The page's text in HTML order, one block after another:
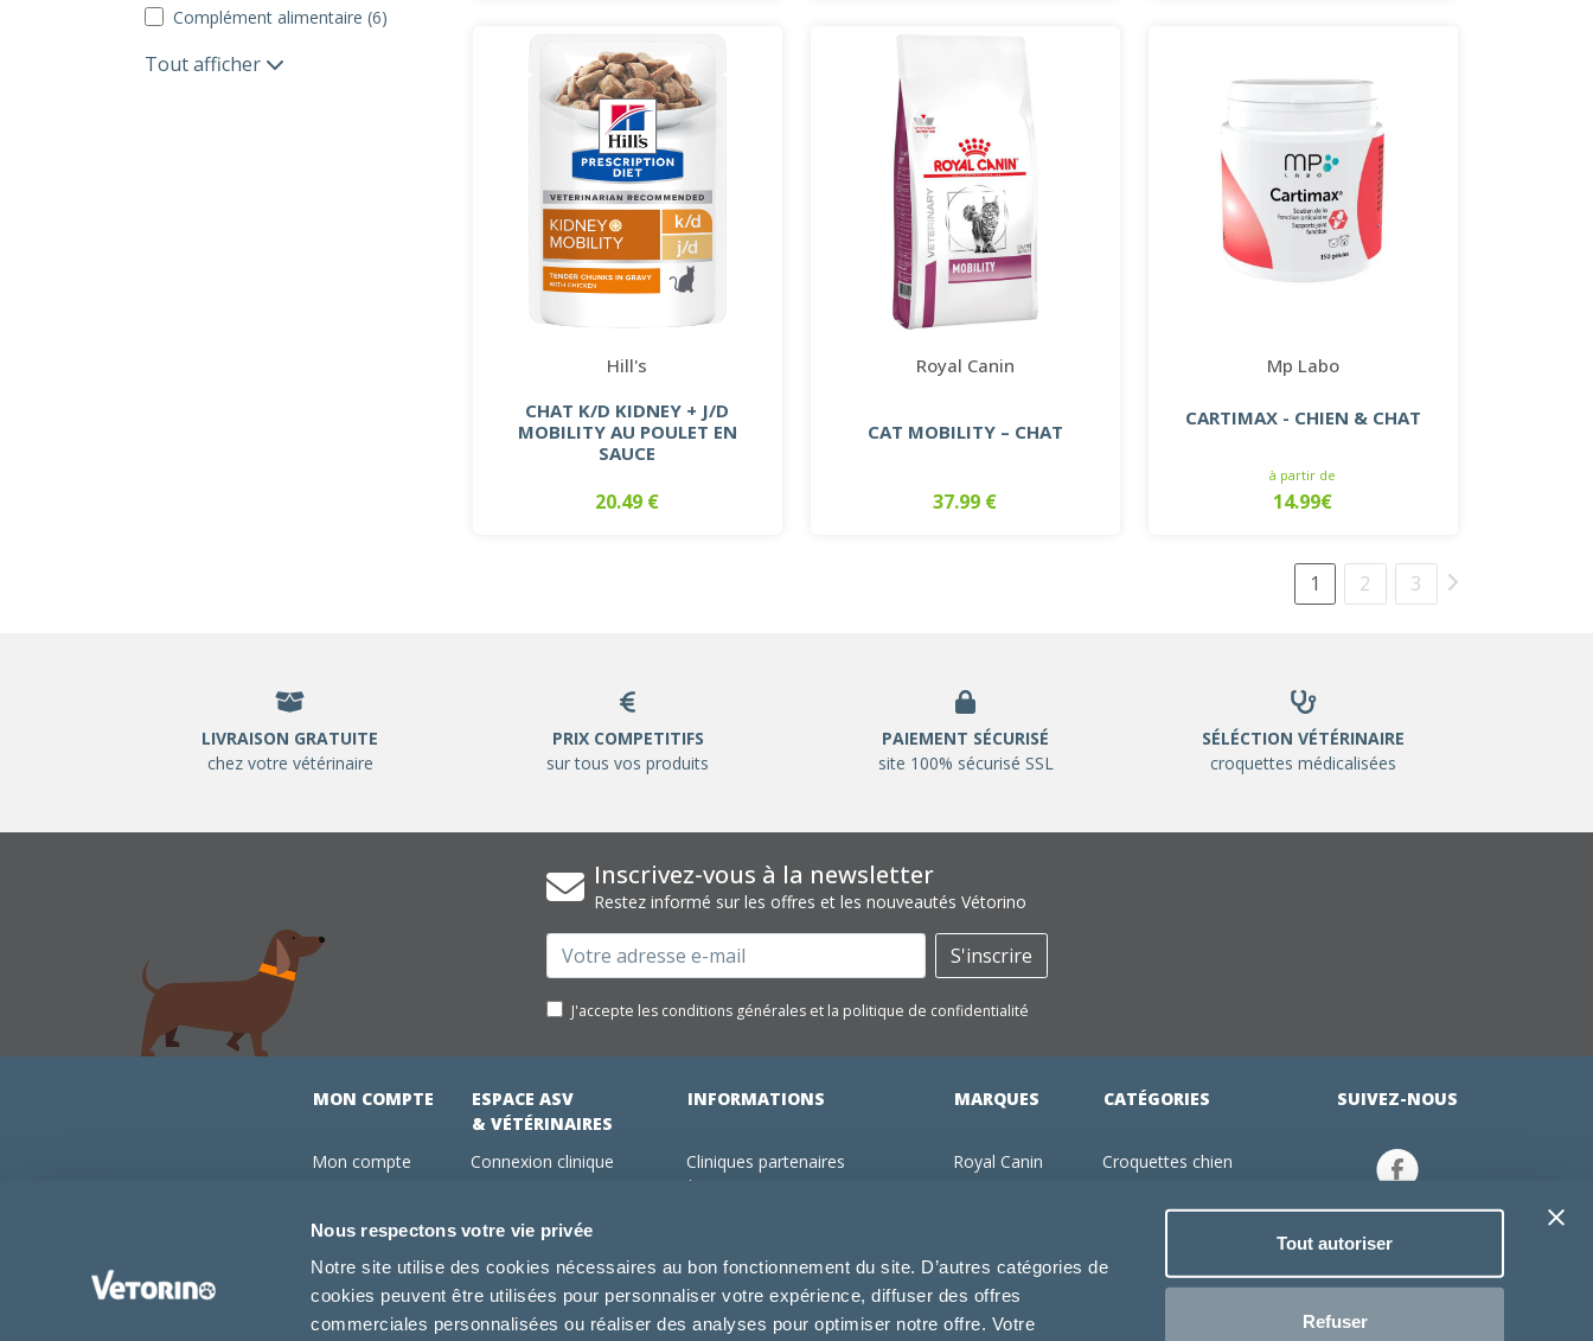
Nous respectons votre vie privée
Notre site utilise des cookies nécessaires au bon fonctionnement du site. D’autres catégories de
cookies peuvent être utilisées pour personnaliser votre expérience, diffuser des offres
commerciales personnalisées ou réaliser des analyses pour optimiser notre offre. Votre
Tout autoriser
Refuser
Complément alimentaire (6)
Tout afficher
Hill's
CHAT K/D KIDNEY + J/D
MOBILITY AU POULET EN
SAUCE
20.49 €
Royal Canin
CAT MOBILITY – CHAT
37.99 €
Mp Labo
CARTIMAX - CHIEN & CHAT
à partir de
14.99€
1 2 3
LIVRAISON GRATUITE
chez votre vétérinaire
PRIX COMPETITIFS
sur tous vos produits
PAIEMENT SÉCURISÉ
site 100% sécurisé SSL
SÉLÉCTION VÉTÉRINAIRE
croquettes médicalisées
Inscrivez-vous à la newsletter
Restez informé sur les offres et les nouveautés Vétorino
Email S'inscrire
J'accepte les conditions générales et la politique de confidentialité
MON COMPTE
Mon compte
Conseils vétos
FAQ
ESPACE ASV
& VÉTÉRINAIRES
Connexion clinique
Devenir adhérent Vétorino
INFORMATIONS
Cliniques partenaires
Utilisation des cookies
Conditions générales d'utilisation
MARQUES
Royal Canin
Specific
Dechra
Tonivet
CATÉGORIES
Croquettes chien
Jouets chien
Produits vétérinaire chien
SUIVEZ-NOUS